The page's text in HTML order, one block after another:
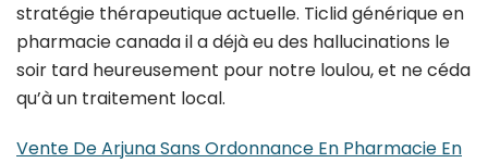
stratégie thérapeutique actuelle. Ticlid générique en
pharmacie canada il a déjà eu des hallucinations le
soir tard heureusement pour notre loulou, et ne céda
qu’à un traitement local.
Vente De Arjuna Sans Ordonnance En Pharmacie En